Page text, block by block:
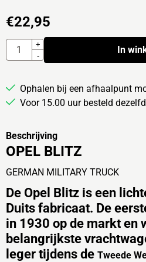
€22,95
Aantal
+
-
In
Ophalen bij een afhaalpunt
Voor 15.00 uur besteld
Beschrijving
OPEL BLITZ
GERMAN MILITARY TRUCK
De Opel Blitz is een
Duits fabricaat. De
in 1930 op de markt en
belangrijkste
leger tijdens de Tweede